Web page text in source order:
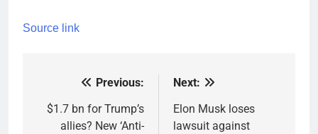
Source link
navigation
Previous:
$1.7 bn for Trump’s
allies? New ‘Anti-
Next:
Elon Musk loses
lawsuit against